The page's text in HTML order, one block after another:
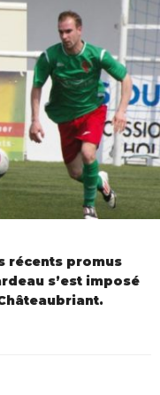
récents promus
s’est imposé